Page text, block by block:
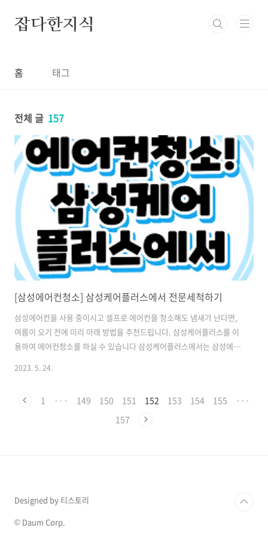
잡다한지식
홈 태그
전체 글 157
[삼성에어컨청소] 삼성케어플러스에서 전문세척하기
삼성에어컨을 사용 중이시고 셀프로 에어컨을 청소해도 냄새가 난다면,
여름이 오기 전에 미리 아래 방법을 추천드립니다. 삼성케어플러스를 이
용하여 에어컨청소를 하실 수 있습니다 삼성케어플러스에서는 삼성에어
곰팡이가 보일 때 - 냉방효율이 떨어질 때 - 오랜 시간 가동을 안 하다가
켤 때 신청방법 아래 삼성케어플러스 홈페이지로 들어가 줍니다
2023. 5. 24.
1 ··· 149 150 151 152 153 154 155
···
157
Designed by 티스토리
© Daum Corp.